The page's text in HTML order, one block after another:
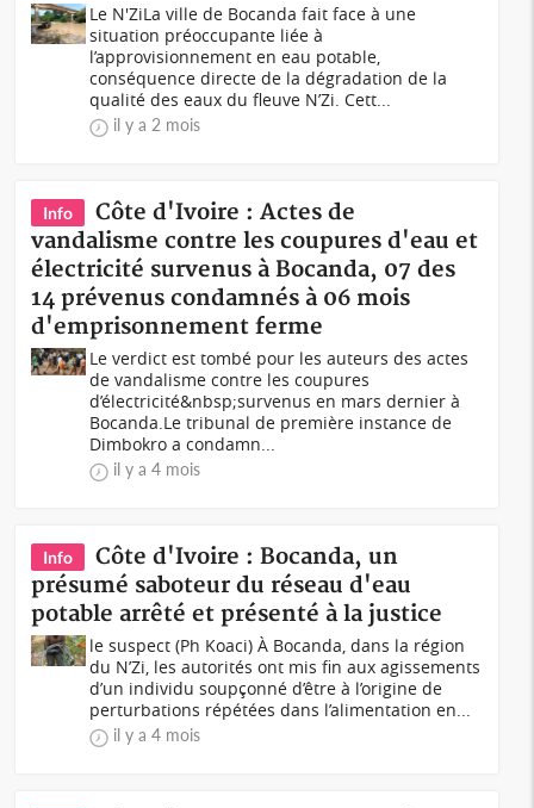
Le N'ZiLa ville de Bocanda fait face à une
situation préoccupante liée à
l’approvisionnement en eau potable,
conséquence directe de la dégradation de la
qualité des eaux du fleuve N’Zi. Cett...
il y a 2 mois
Info
Côte d'Ivoire : Actes de
vandalisme contre les coupures d'eau et
électricité survenus à Bocanda, 07 des
14 prévenus condamnés à 06 mois
d'emprisonnement ferme
Le verdict est tombé pour les auteurs des actes
de vandalisme contre les coupures
d’électricité&nbsp;survenus en mars dernier à
Bocanda.Le tribunal de première instance de
Dimbokro a condamn...
il y a 4 mois
Info
Côte d'Ivoire : Bocanda, un
présumé saboteur du réseau d'eau
potable arrêté et présenté à la justice
le suspect (Ph Koaci) À Bocanda, dans la région
du N’Zi, les autorités ont mis fin aux agissements
d’un individu soupçonné d’être à l’origine de
perturbations répétées dans l’alimentation en...
il y a 4 mois